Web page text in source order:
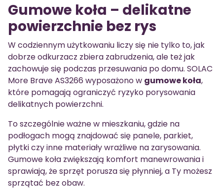
Gumowe koła – delikatne
powierzchnie bez rys
W codziennym użytkowaniu liczy się nie tylko to, jak
dobrze odkurzacz zbiera zabrudzenia, ale też jak
zachowuje się podczas przesuwania po domu. SOLAC
More Brave AS3266 wyposażono w gumowe koła,
które pomagają ograniczyć ryzyko porysowania
delikatnych powierzchni.
To szczególnie ważne w mieszkaniu, gdzie na
podłogach mogą znajdować się panele, parkiet,
płytki czy inne materiały wrażliwe na zarysowania.
Gumowe koła zwiększają komfort manewrowania i
sprawiają, że sprzęt porusza się płynniej, a Ty możesz
sprzątać bez obaw.